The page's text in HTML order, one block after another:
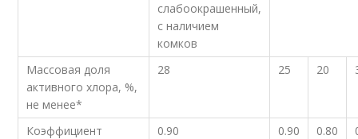
слабоокрашенный,
с наличием
комков
Массовая доля
активного хлора, %,
не менее*
28 25 20
Коэффициент
0.90 0.90 0.80